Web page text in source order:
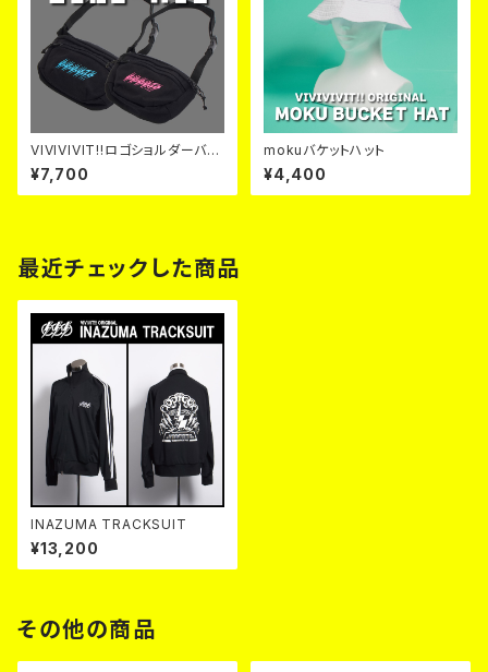
VIVIVIVIT!!ロゴショルダーバッ
グ【全２色】
¥7,700
mokuバケットハット
¥4,400
最近チェックした商品
INAZUMA TRACKSUIT
¥13,200
その他の商品